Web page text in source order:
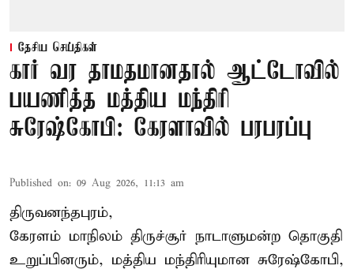
தேசிய செய்திகள்
கார் வர தாமதமானதால் ஆட்டோவில்
பயணித்த மத்திய மந்திரி
சுரேஷ்கோபி: கேரளாவில் பரபரப்பு
Published on: 09 Aug 2026, 11:13 am
திருவனந்தபுரம்,
கேரளம் மாநிலம் திருச்சூர் நாடாளுமன்ற தொகுதி
உறுப்பினரும், மத்திய மந்திரியுமான சுரேஷ்கோபி,